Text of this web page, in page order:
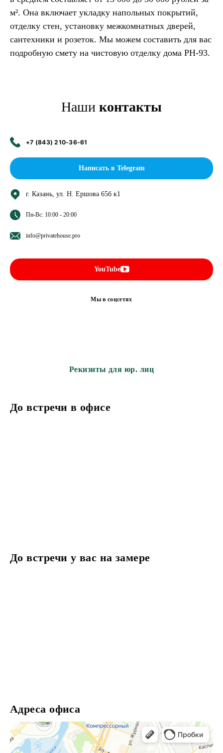
м². Она включает укладку напольных покрытий,
отделку стен, установку межкомнатных дверей,
сантехники и розеток. Мы можем составить для вас
подробную смету на чистовую отделку дома PH-93.
Наши контакты
+7 (843) 210-36-61
Написать в Telegram
г. Казань, ул. Н. Ершова 65б к1
Пн-Вс: 10:00 - 20:00
info@privatehouse.pro
YouTube
Мы в соцсетях
Рекизиты для юр. лиц
До встречи в офисе
До встречи у вас на замере
Адреса офиса